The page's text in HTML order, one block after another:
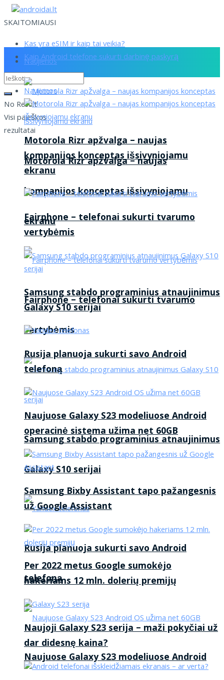
SKAITOMIAUSI
Kas yra eSIM ir kaip tai veikia?
Kaip Android telefone sukurti darbinę paskyrą
No Result
Visi paieškos
rezultatai
Naujienos
Motorola Rizr apžvalga – naujas
kompanijos konceptas išsivyniojamu
ekranu
Fairphone – telefonai sukurti tvarumo
vertybėmis
Samsung stabdo programinius atnaujinimus
Galaxy S10 serijai
Rusija planuoja sukurti savo Android
telefoną
Naujuose Galaxy S23 modeliuose Android
Naujienos
Motorola Rizr apžvalga – naujas
kompanijos konceptas išsivyniojamu
ekranu
Fairphone – telefonai sukurti tvarumo
vertybėmis
Samsung stabdo programinius atnaujinimus
Galaxy S10 serijai
Rusija planuoja sukurti savo Android
telefoną
Naujuose Galaxy S23 modeliuose Android
operacinė sistema užima net 60GB
Samsung Bixby Assistant tapo pažangesnis
už Google Assistant
Per 2022 metus Google sumokėjo
hakeriams 12 mln. dolerių premijų
Naujoji Galaxy S23 serija – maži pokyčiai už
dar didesnę kaina?